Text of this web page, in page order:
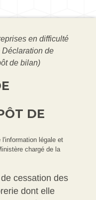
en difficulté
Déclaration de
de bilan)
DE
légale et
chargé de la
cessation des
dont elle